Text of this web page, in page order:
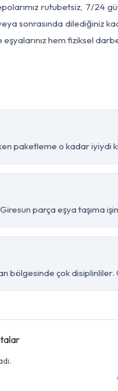
rutubetsiz, 7/24
sonrasında dilediğiniz
hem fiziksel
paketleme o kadar iyiydi
parça eşya taşıma
bölgesinde çok disiplinliler.